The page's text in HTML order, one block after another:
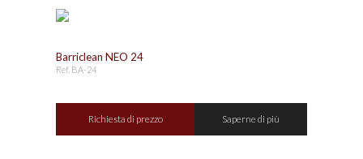
Barriclean NEO 24
Ref. BA-24
Richiesta di prezzo Saperne di più